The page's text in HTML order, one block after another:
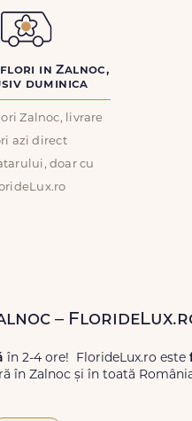
in Zalnoc,
duminica
Zalnoc, livrare
azi direct
doar cu
–
în 2-4 ore! FlorideLux.ro este
în Zalnoc și în toată